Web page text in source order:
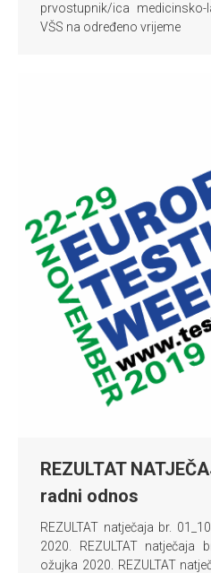
prvostupnik/ica
VŠS na određeno vrijeme
REZULTAT
radni odnos
REZULTAT natječaja br.
2020. REZULTAT natječaja
ožujka 2020. REZULTAT